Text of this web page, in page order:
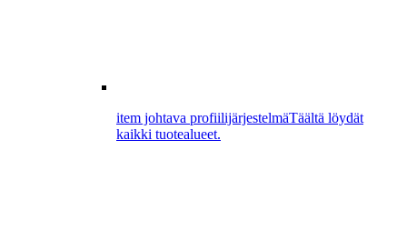
item johtava profiilijärjestelmäTäältä löydät
kaikki tuotealueet.